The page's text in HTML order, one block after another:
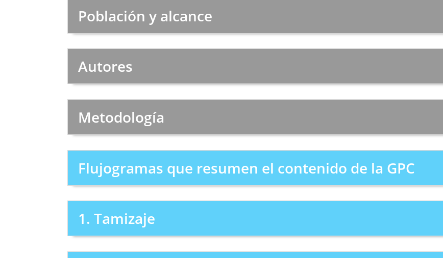
Población y alcance
Autores
Metodología
Flujogramas que resumen el contenido de la GPC
1. Tamizaje